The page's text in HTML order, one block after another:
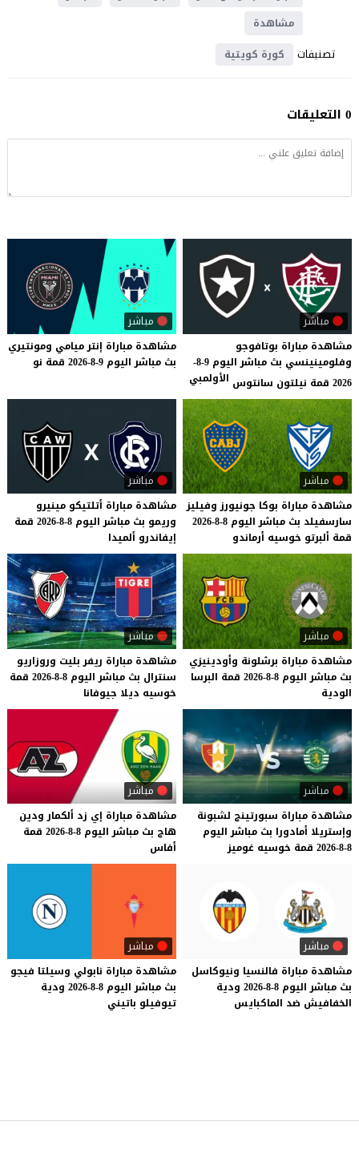
مشاهدة
تصنيفات كورة كويتية
0 التعليقات
مباشر
مشاهدة مباراة بوتافوجو
وفلومينينسي بث مباشر اليوم 9-8-
2026 قمة نيلتون سانتوس
الأولمبي
مباشر
مشاهدة مباراة إنترميامي ومونتيري
بث مباشر اليوم 9-8-2026 قمة نو
مباشر
مشاهدة مباراة بوكا جونيورز وفيليز
سارسفيلد بث مباشر اليوم 8-8-2026
قمة ألبرتو خوسيه أرماندو
مباشر
مشاهدة مباراة أتلتيكو مينيرو
وريمو بث مباشر اليوم 8-8-2026
قمة
إيفاندرو ألميدا
مباشر
مشاهدة مباراة برشلونة وأودينيزي
بث مباشر اليوم 8-8-2026 قمة البرسا
الودية
مباشر
مشاهدة مباراة ريفر بليت وروزاريو
سنترال بث مباشر اليوم 8-8-2026
قمة
خوسيه ديلا جيوفانا
مباشر
مشاهدة مباراة سبورتينج لشبونة
وإستريلا أمادورا بث مباشر اليوم
8-8-2026
قمة خوسيه غوميز
مباشر
مشاهدة مباراة إي زد ألكمار ودين
هاج بث مباشر اليوم 8-8-2026
قمة
أفاس
مباشر
مشاهدة مباراة فالنسيا ونيوكاسل
بث مباشر اليوم 8-8-2026
ودية
الخفافيش ضد الماكبايس
مباشر
مشاهدة مباراة نابولي وسيلتا فيجو
بث مباشر اليوم 8-8-2026
ودية
تيوفيلو باتيني